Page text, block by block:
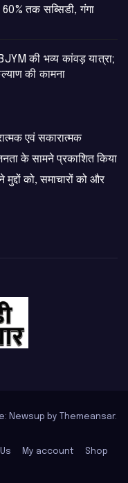
तक सब्सिडी, गंगा
की भव्य कांवड़ यात्रा;
की कामना
एवं सकारात्मक
के सामने प्रकाशित किया
को, समाचारों को और
Newsup by Themeansar.
My account Shop